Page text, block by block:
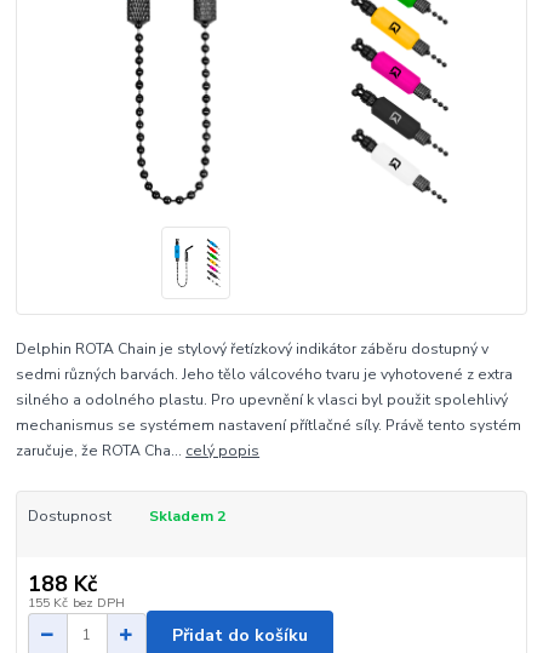
Delphin ROTA Chain je stylový řetízkový indikátor záběru dostupný v
sedmi různých barvách. Jeho tělo válcového tvaru je vyhotovené z extra
silného a odolného plastu. Pro upevnění k vlasci byl použit spolehlivý
mechanismus se systémem nastavení přítlačné síly. Právě tento systém
zaručuje, že ROTA Cha... celý popis
Dostupnost Skladem 2
188 Kč
155 Kč bez DPH
Přidat do košíku